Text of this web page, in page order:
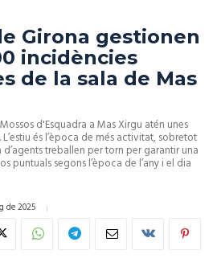
Girona gestionen
incidències
de la sala de Mas
d'Esquadra a Mas Xirgu atén unes
és l’època de més activitat, sobretot
d’agents treballen per torn per garantir una
puntuals segons l’època de l’any i el dia
de 2025